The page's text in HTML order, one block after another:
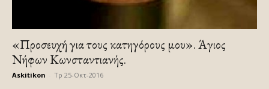
«Προσευχή για τους κατηγόρους μου». Άγιος
Νήφων Κωνσταντιανής.
Askitikon Τρ 25-Οκτ-2016